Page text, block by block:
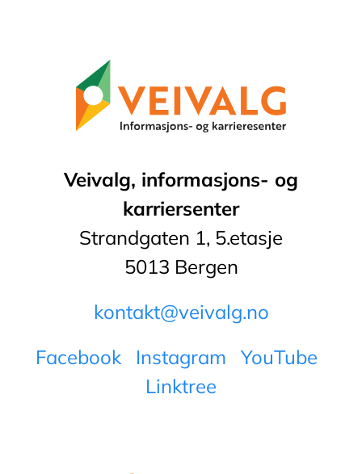
Veivalg, informasjons- og
karriersenter
Strandgaten 1, 5.etasje
5013 Bergen
kontakt@veivalg.no
Facebook Instagram YouTube
Linktree